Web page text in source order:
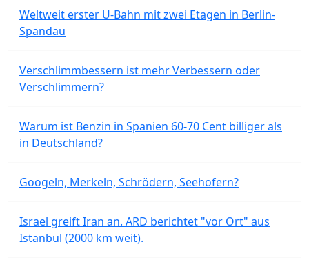
Weltweit erster U-Bahn mit zwei Etagen in Berlin-
Spandau
Verschlimmbessern ist mehr Verbessern oder
Verschlimmern?
Warum ist Benzin in Spanien 60-70 Cent billiger als
in Deutschland?
Googeln, Merkeln, Schrödern, Seehofern?
Israel greift Iran an. ARD berichtet "vor Ort" aus
Istanbul (2000 km weit).